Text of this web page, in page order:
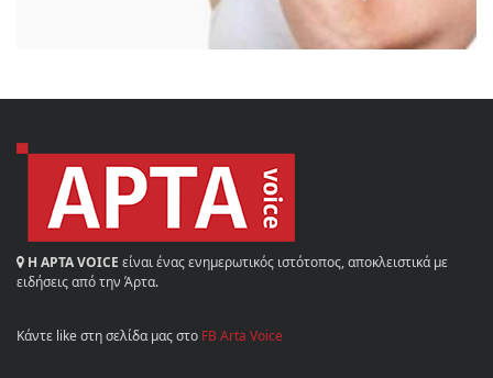
Η ΑΡΤΑ VOICE είναι ένας ενημερωτικός ιστότοπος, αποκλειστικά με
ειδήσεις από την Άρτα.
Κάντε like στη σελίδα μας στο FB Arta Voice